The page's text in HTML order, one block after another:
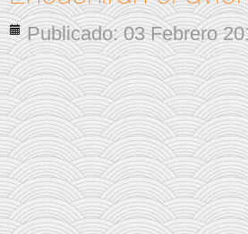
Publicado: 03 Febrero